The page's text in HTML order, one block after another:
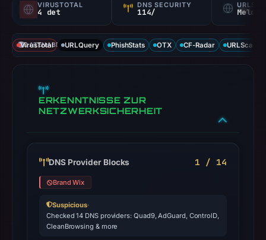
VIRUSTOTAL
4 det
DNS SECURITY
114/
DATENABDECKUNG
VirusTotal URLQuery PhishStats OTX CF-Radar URLScan
ERKENNTNISSE ZUR
NETZWERKSICHERHEIT
DNS Provider Blocks 1 / 14
Brand Wix
Suspicious·
Checked 14 DNS providers: Quad9, AdGuard, ControlD,
CleanBrowsing & more